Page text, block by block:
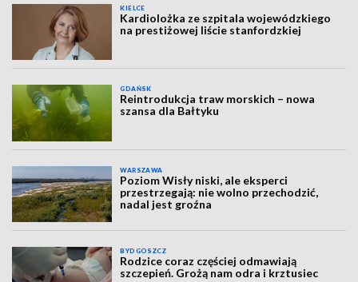
KIELCE
Kardiolożka ze szpitala wojewódzkiego
na prestiżowej liście stanfordzkiej
GDAŃSK
Reintrodukcja traw morskich – nowa
szansa dla Bałtyku
WARSZAWA
Poziom Wisły niski, ale eksperci
przestrzegają: nie wolno przechodzić,
nadal jest groźna
BYDGOSZCZ
Rodzice coraz częściej odmawiają
szczepień. Grożą nam odra i krztusiec